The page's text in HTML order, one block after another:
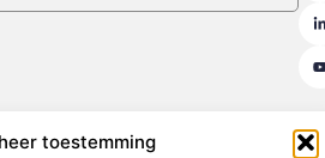
toestemming